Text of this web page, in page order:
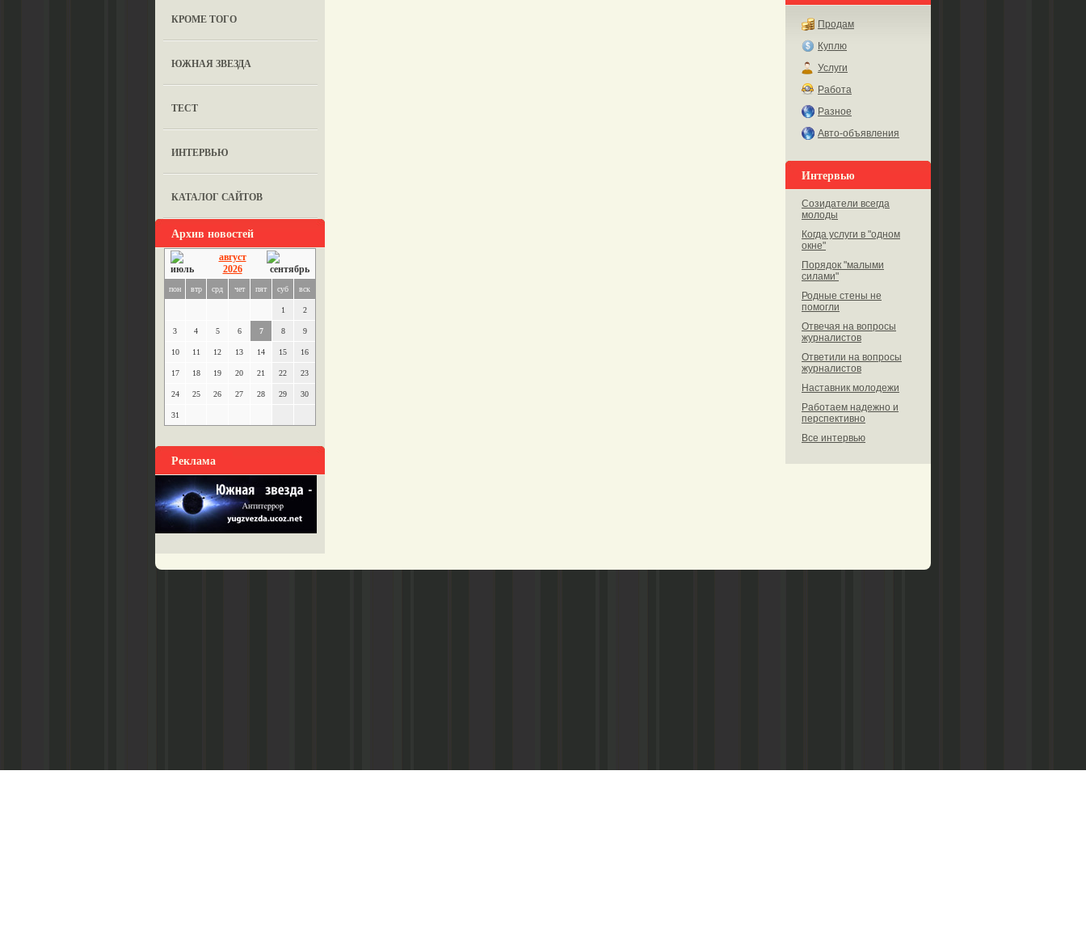
КРОМЕ ТОГО
ЮЖНАЯ ЗВЕЗДА
ТЕСТ
ИНТЕРВЬЮ
КАТАЛОГ САЙТОВ
Архив новостей
август
2026
пон втр срд чет пят суб вск
1 2
3 4 5 6 7 8 9
10 11 12 13 14 15 16
17 18 19 20 21 22 23
24 25 26 27 28 29 30
31
Реклама
Продам
Куплю
Услуги
Работа
Разное
Авто-объявления
Интервью
Созидатели всегда
молоды
Когда услуги в "одном
окне"
Порядок "малыми
силами"
Родные стены не
помогли
Отвечая на вопросы
журналистов
Ответили на вопросы
журналистов
Наставник молодежи
Работаем надежно и
перспективно
Все интервью